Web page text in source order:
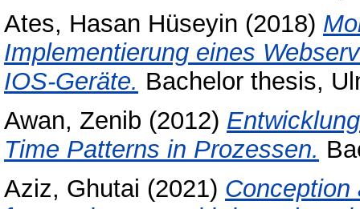
Ates, Hasan Hüseyin (2018)
Implementierung eines
IOS-Geräte. Bachelor thesis,
Awan, Zenib (2012)
Time Patterns in Prozessen.
Aziz, Ghutai (2021) Conception